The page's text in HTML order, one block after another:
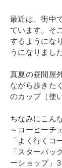
最近は、街中
ています。そ
するようにな
うになりました
真夏の昼間屋
ながら歩きた
のカップ（使
ちなみにこん
～コーヒーチ
「よく行く
「スターバ
ーショップ」